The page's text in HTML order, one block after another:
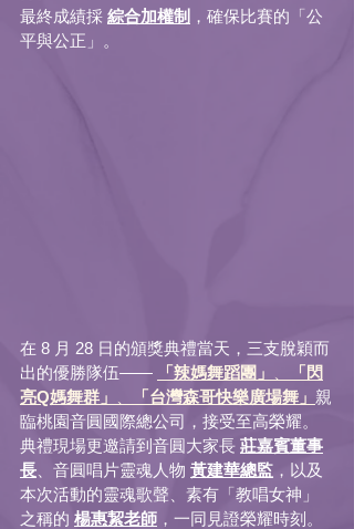
最終成績採 綜合加權制 ，確保比賽的「公
平與公正」。
在 8 月 28 日的頒獎典禮當天，三支脫穎而
出的優勝隊伍——
「辣媽舞蹈團」
「閃
亮Q媽舞群」
「台灣森哥快樂廣場舞」 親
臨桃園音圓國際總公司，接受至高榮耀。
典禮現場更邀請到音圓大家長 莊嘉賓董事
長 、音圓唱片靈魂人物 黃建華總監 ，以及
本次活動的靈魂歌聲、素有「教唱女神」
之稱的 楊惠絜老師 ，一同見證榮耀時刻。